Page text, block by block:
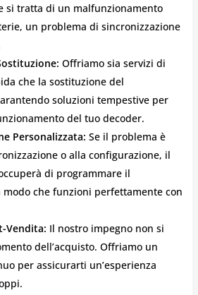
si tratta di un malfunzionamento
un problema di sincronizzazione
Offriamo sia servizi di
che la sostituzione del
soluzioni tempestive per
del tuo decoder.
Personalizzata: Se il problema è
o alla configurazione, il
di programmare il
che funzioni perfettamente con
Vendita: Il nostro impegno non si
dell’acquisto. Offriamo un
per assicurarti un’esperienza